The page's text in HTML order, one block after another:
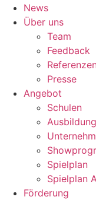
News
Über uns
Team
Feedback
Presse
Angebot
Schulen
Spielplan
Spielplan
Förderung